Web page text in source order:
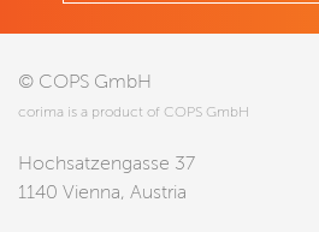
© COPS GmbH
corima is a product of COPS GmbH
Hochsatzengasse 37
1140 Vienna, Austria